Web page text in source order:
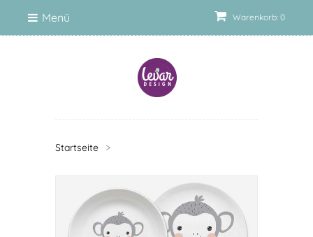
Warenkorb: 0
Menü
Startseite >